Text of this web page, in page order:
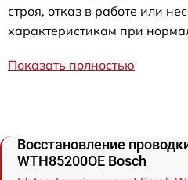
строя, отказ в работе или
характеристикам при
Показать полностью
Восстановление
WTH85200OE Bosch